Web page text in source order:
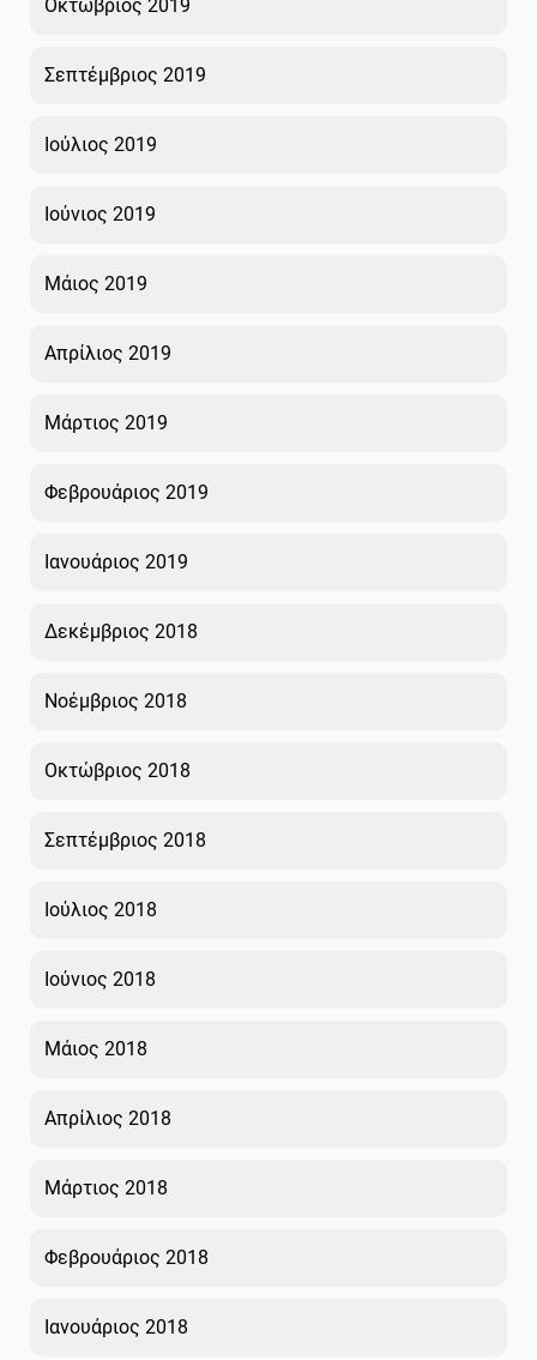
Οκτώβριος 2019
Σεπτέμβριος 2019
Ιούλιος 2019
Ιούνιος 2019
Μάιος 2019
Απρίλιος 2019
Μάρτιος 2019
Φεβρουάριος 2019
Ιανουάριος 2019
Δεκέμβριος 2018
Νοέμβριος 2018
Οκτώβριος 2018
Σεπτέμβριος 2018
Ιούλιος 2018
Ιούνιος 2018
Μάιος 2018
Απρίλιος 2018
Μάρτιος 2018
Φεβρουάριος 2018
Ιανουάριος 2018